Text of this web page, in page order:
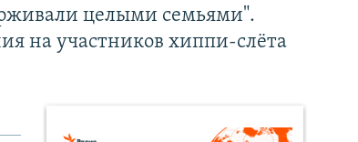
целыми семьями".
на участников хиппи-слёта